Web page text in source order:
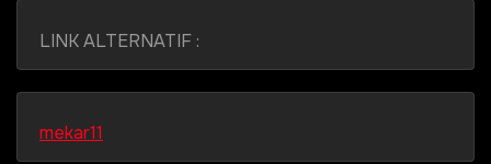
LINK ALTERNATIF :
mekar11